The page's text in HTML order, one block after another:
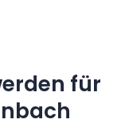
für